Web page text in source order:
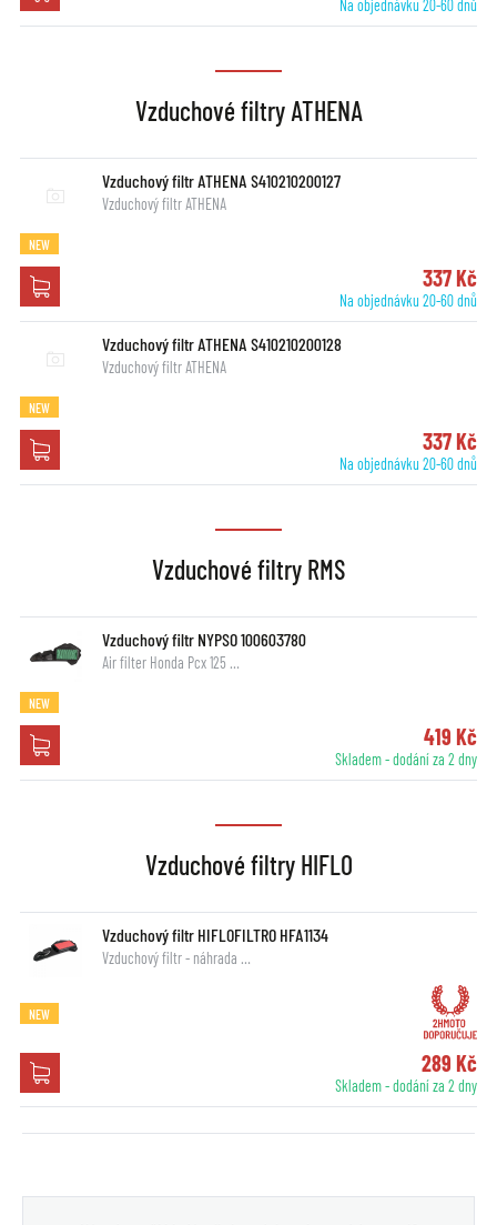
Na objednávku 20-60 dnů
Vzduchové filtry ATHENA
Vzduchový filtr ATHENA S410210200127
Vzduchový filtr ATHENA
NEW
337 Kč
Na objednávku 20-60 dnů
Vzduchový filtr ATHENA S410210200128
Vzduchový filtr ATHENA
NEW
337 Kč
Na objednávku 20-60 dnů
Vzduchové filtry RMS
Vzduchový filtr NYPSO 100603780
Air filter Honda Pcx 125 …
NEW
419 Kč
Skladem - dodání za 2 dny
Vzduchové filtry HIFLO
Vzduchový filtr HIFLOFILTRO HFA1134
Vzduchový filtr - náhrada …
NEW
289 Kč
Skladem - dodání za 2 dny